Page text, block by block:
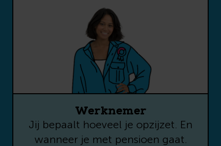
Werknemer
Jij bepaalt hoeveel je opzijzet. En
wanneer je met pensioen gaat.